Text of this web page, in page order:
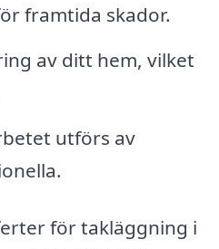
framtida skador.
av ditt hem, vilket
utförs av
för takläggning i